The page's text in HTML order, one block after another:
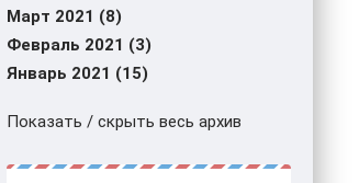
Март 2021 (8)
Февраль 2021 (3)
Январь 2021 (15)
Показать / скрыть весь архив